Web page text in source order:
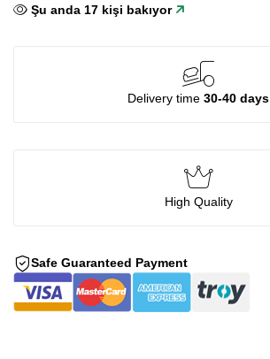
Şu anda 17 kişi bakıyor
Delivery time 30-40 days
High Quality
Safe Guaranteed Payment